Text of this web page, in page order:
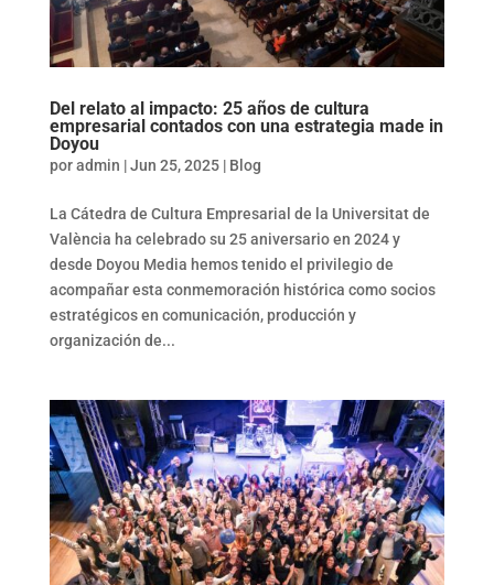
Del relato al impacto: 25 años de cultura
empresarial contados con una estrategia made in
Doyou
poradmin |Jun 25, 2025| Blog
La Cátedra de Cultura Empresarial de la Universitat de
València ha celebrado su 25 aniversario en 2024 y
desde Doyou Media hemos tenido el privilegio de
acompañar esta conmemoración histórica como socios
estratégicos en comunicación, producción y
organización de...